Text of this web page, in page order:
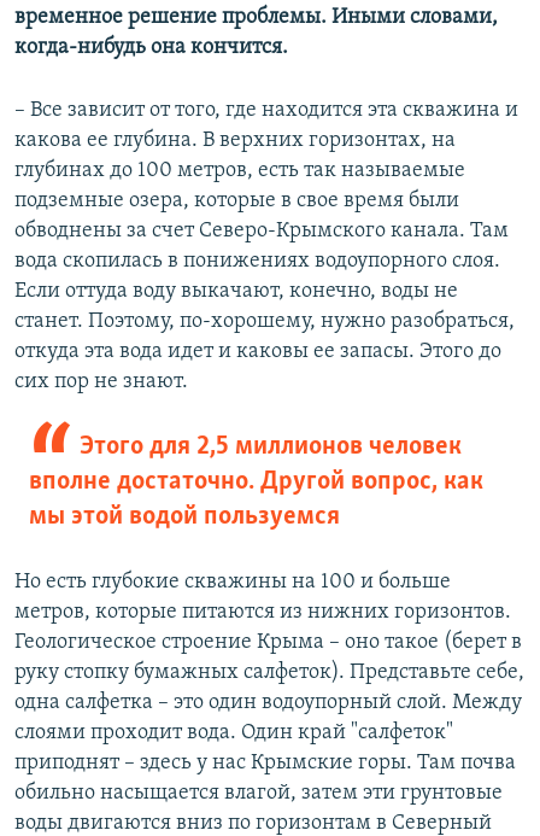
временное решение проблемы. Иными словами,
когда-нибудь она кончится.
– Все зависит от того, где находится эта скважина и
какова ее глубина. В верхних горизонтах, на
глубинах до 100 метров, есть так называемые
подземные озера, которые в свое время были
обводнены за счет Северо-Крымского канала. Там
вода скопилась в понижениях водоупорного слоя.
Если оттуда воду выкачают, конечно, воды не
станет. Поэтому, по-хорошему, нужно разобраться,
откуда эта вода идет и каковы ее запасы. Этого до
сих пор не знают.
Этого для 2,5 миллионов человек
вполне достаточно. Другой вопрос, как
мы этой водой пользуемся
Но есть глубокие скважины на 100 и больше
метров, которые питаются из нижних горизонтов.
Геологическое строение Крыма – оно такое (берет в
руку стопку бумажных салфеток). Представьте себе,
одна салфетка – это один водоупорный слой. Между
слоями проходит вода. Один край "салфеток"
приподнят – здесь у нас Крымские горы. Там почва
обильно насыщается влагой, затем эти грунтовые
воды двигаются вниз по горизонтам в Северный